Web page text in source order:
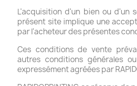
L'acquisition d'un bien ou d'un
présent site implique une
par l'acheteur des présentes
Ces conditions de vente
autres conditions générales
expressément agréées par